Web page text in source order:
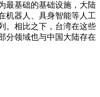
最基础的基础设施，大陆
机器人、具身智能等人工
。相比之下，台湾在这些
分领域也与中国大陆存在